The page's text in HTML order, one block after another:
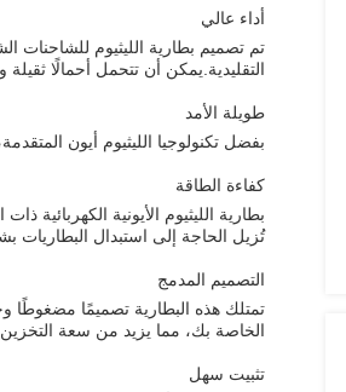
أداء عالي
تم تصميم بطارية الليثيوم للشاحنات
التقليدية.يمكن أن تتحمل أحمالًا
طويلة الأمد
بفضل تكنولوجيا الليثيوم أيون
كفاءة الطاقة
بطارية الليثيوم الأيونية
تُزيل الحاجة إلى استبدال
التصميم المدمج
تمتلك هذه البطارية تصميمًا مضغوطًا
الخاصة بك، مما يزيد من سعة التخزين.
تثبيت سهل